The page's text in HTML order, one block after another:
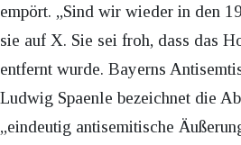
empört. „Sind wir wieder in den
sie auf X. Sie sei froh, dass das
entfernt wurde. Bayerns
Ludwig Spaenle bezeichnet die
„eindeutig antisemitische